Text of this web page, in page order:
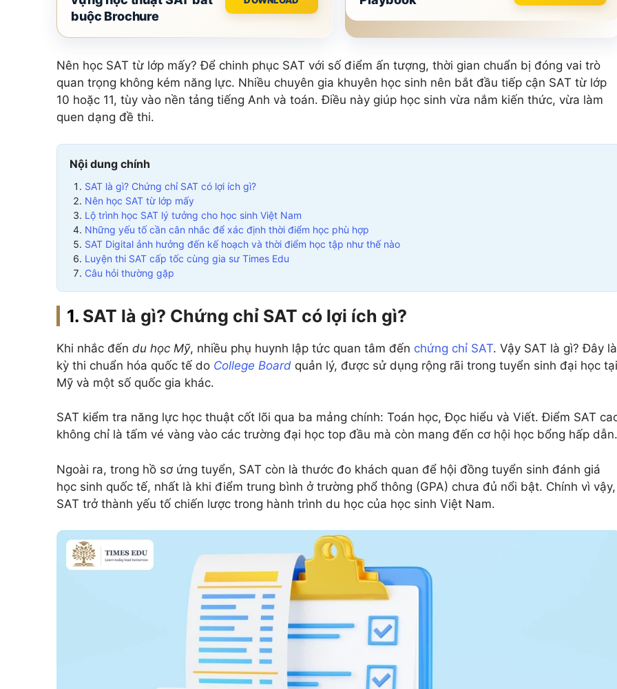
Xem tất cả 15 môn
Xem tất cả 12 môn
buộc Brochure
Nên học SAT từ lớp mấy? Để chinh phục SAT với số điểm ấn tượng, thời gian chuẩn bị đóng vai trò
quan trọng không kém năng lực. Nhiều chuyên gia khuyên học sinh nên bắt đầu tiếp cận SAT từ lớp
10 hoặc 11, tùy vào nền tảng tiếng Anh và toán. Điều này giúp học sinh vừa nắm kiến thức, vừa làm
quen dạng đề thi.
Nội dung chính
SAT là gì? Chứng chỉ SAT có lợi ích gì?
Nên học SAT từ lớp mấy
Lộ trình học SAT lý tưởng cho học sinh Việt Nam
Những yếu tố cần cân nhắc để xác định thời điểm học phù hợp
SAT Digital ảnh hưởng đến kế hoạch và thời điểm học tập như thế nào
Luyện thi SAT cấp tốc cùng gia sư Times Edu
Câu hỏi thường gặp
SAT là gì? Chứng chỉ SAT có lợi ích gì?
Khi nhắc đến du học Mỹ, nhiều phụ huynh lập tức quan tâm đến chứng chỉ SAT. Vậy SAT là gì? Đây là
kỳ thi chuẩn hóa quốc tế do College Board quản lý, được sử dụng rộng rãi trong tuyển sinh đại học tại
Mỹ và một số quốc gia khác.
SAT kiểm tra năng lực học thuật cốt lõi qua ba mảng chính: Toán học, Đọc hiểu và Viết. Điểm SAT
không chỉ là tấm vé vàng vào các trường đại học top đầu mà còn mang đến cơ hội học bổng hấp dẫn.
Ngoài ra, trong hồ sơ ứng tuyển, SAT còn là thước đo khách quan để hội đồng tuyển sinh đánh giá
học sinh quốc tế, nhất là khi điểm trung bình ở trường phổ thông (GPA) chưa đủ nổi bật. Chính vì vậy,
SAT trở thành yếu tố chiến lược trong hành trình du học của học sinh Việt Nam.